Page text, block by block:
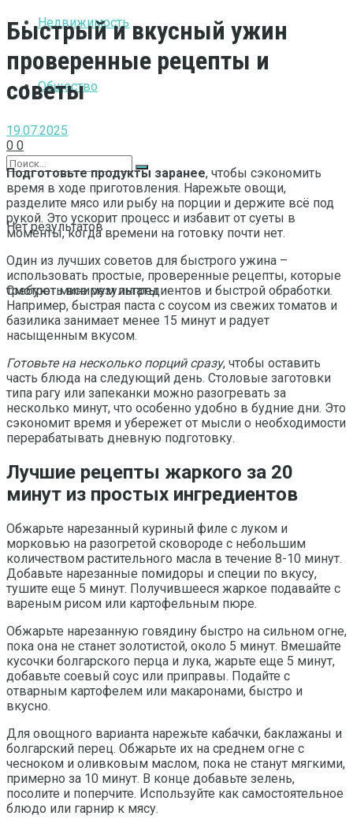
Недвижимость
Общество
Нет результатов
Смотреть все результаты
Быстрый и вкусный ужин
проверенные рецепты и
советы
19.07.2025
0 0
Подготовьте продукты заранее, чтобы сэкономить
время в ходе приготовления. Нарежьте овощи,
разделите мясо или рыбу на порции и держите всё под
рукой. Это ускорит процесс и избавит от суеты в
моменты, когда времени на готовку почти нет.
Один из лучших советов для быстрого ужина –
использовать простые, проверенные рецепты, которые
требуют минимум ингредиентов и быстрой обработки.
Например, быстрая паста с соусом из свежих томатов и
базилика занимает менее 15 минут и радует
насыщенным вкусом.
Готовьте на несколько порций сразу, чтобы оставить
часть блюда на следующий день. Столовые заготовки
типа рагу или запеканки можно разогревать за
несколько минут, что особенно удобно в будние дни. Это
сэкономит время и убережет от мысли о необходимости
перерабатывать дневную подготовку.
Лучшие рецепты жаркого за 20
минут из простых ингредиентов
Обжарьте нарезанный куриный филе с луком и
морковью на разогретой сковороде с небольшим
количеством растительного масла в течение 8-10 минут.
Добавьте нарезанные помидоры и специи по вкусу,
тушите еще 5 минут. Получившееся жаркое подавайте с
вареным рисом или картофельным пюре.
Обжарьте нарезанную говядину быстро на сильном огне,
пока она не станет золотистой, около 5 минут. Вмешайте
кусочки болгарского перца и лука, жарьте еще 5 минут,
добавьте соевый соус или приправы. Подайте с
отварным картофелем или макаронами, быстро и
вкусно.
Для овощного варианта нарежьте кабачки, баклажаны и
болгарский перец. Обжарьте их на среднем огне с
чесноком и оливковым маслом, пока не станут мягкими,
примерно за 10 минут. В конце добавьте зелень,
посолите и поперчите. Используйте как самостоятельное
блюдо или гарнир к мясу.